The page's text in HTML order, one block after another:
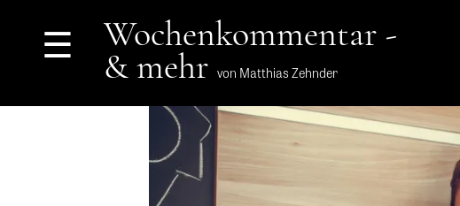
☰ Wochenkommentar -
& mehr von Matthias Zehnder